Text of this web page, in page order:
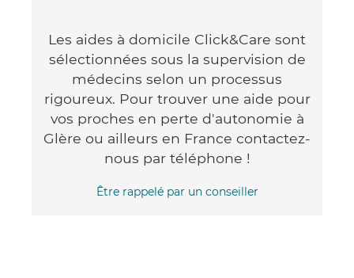
Les aides à domicile Click&Care sont
sélectionnées sous la supervision de
médecins selon un processus
rigoureux. Pour trouver une aide pour
vos proches en perte d'autonomie à
Glère ou ailleurs en France contactez-
nous par téléphone !
Être rappelé par un conseiller